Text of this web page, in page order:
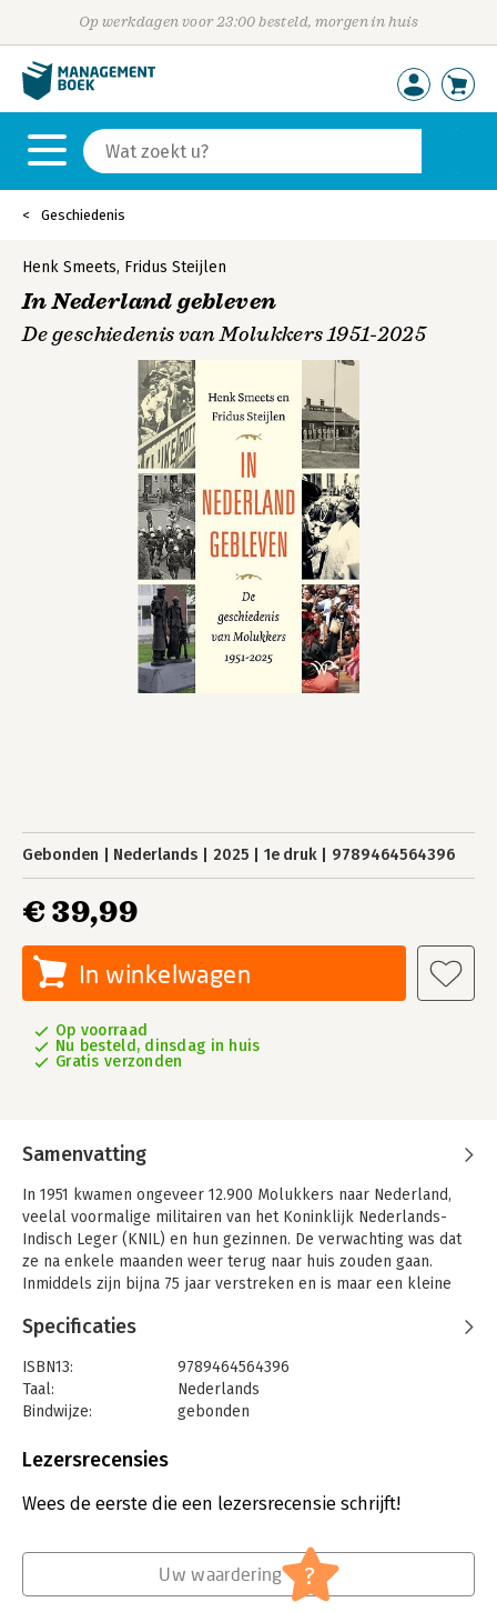
Op werkdagen voor 23:00 besteld, morgen in huis
Geschiedenis
Henk Smeets, Fridus Steijlen
In Nederland gebleven
De geschiedenis van Molukkers 1951-2025
Gebonden Nederlands 2025 1e druk 9789464564396
€ 39,99
In winkelwagen
Op voorraad
Nu besteld, dinsdag in huis
Gratis verzonden
Samenvatting
In 1951 kwamen ongeveer 12.900 Molukkers naar Nederland,
veelal voormalige militairen van het Koninklijk Nederlands-
Indisch Leger (KNIL) en hun gezinnen. De verwachting was dat
ze na enkele maanden weer terug naar huis zouden gaan.
Inmiddels zijn bijna 75 jaar verstreken en is maar een kleine
spanning tussen een migrantengroep en de overheid, over de
idealen en de Nederlandse samenleving, maar óók over
samenwerking van overheden en Molukkers om samen de
problemen de baas te worden. Het laat zien dat integratie een
ook herkenbaar is bij andere migrantengroepen. Deze volledig
een extra hoofdstuk dat de recente geschiedenis beschrijft.
Specificaties
ISBN13:
9789464564396
Taal:
Nederlands
Bindwijze:
gebonden
Druk:
Lezersrecensies
Wees de eerste die een lezersrecensie schrijft!
Uw waardering ?